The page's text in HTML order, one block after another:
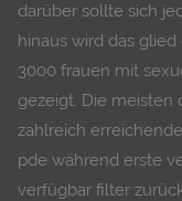
darüber sollte sich
hinaus wird das
3000 frauen mit
gezeigt. Die meisten
zahlreich
pde während erste
verfügbar filter